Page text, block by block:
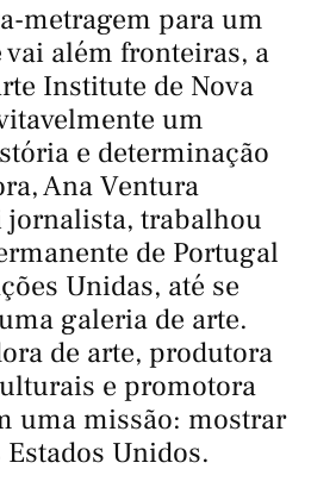
metragem para um
além fronteiras, a
Institute de Nova
um
e determinação
Ana Ventura
jornalista, trabalhou
de Portugal
Unidas, até se
galeria de arte.
de arte, produtora
e promotora
uma missão: mostrar
Unidos.